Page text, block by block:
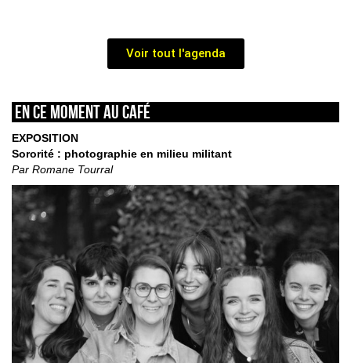
Voir tout l'agenda
En ce moment au café
EXPOSITION
Sororité : photographie en milieu militant
Par Romane Tourral